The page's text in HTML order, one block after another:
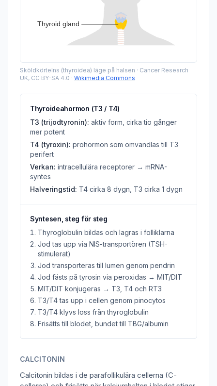
Sköldkörtelns (thyroidea) läge på halsen · Cancer Research
UK, CC BY-SA 4.0 · Wikimedia Commons
Thyroideahormon (T3 / T4)
T3 (trijodtyronin): aktiv form, cirka tio gånger
mer potent
T4 (tyroxin): prohormon som omvandlas till T3
perifert
Verkan: intracellulära receptorer → mRNA-
syntes
Halveringstid: T4 cirka 8 dygn, T3 cirka 1 dygn
Syntesen, steg för steg
Thyroglobulin bildas och lagras i folliklarna
Jod tas upp via NIS-transportören (TSH-
stimulerat)
Jod transporteras till lumen genom pendrin
Jod fästs på tyrosin via peroxidas → MIT/DIT
MIT/DIT konjugeras → T3, T4 och RT3
T3/T4 tas upp i cellen genom pinocytos
T3/T4 klyvs loss från thyroglobulin
Frisätts till blodet, bundet till TBG/albumin
CALCITONIN
Calcitonin bildas i de parafollikulära cellerna (C-